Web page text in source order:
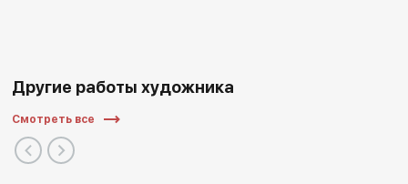
Другие работы художника
Смотреть все